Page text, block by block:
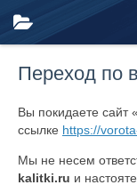
Переход по
Вы покидаете сайт «
ссылке https://
Мы не несем
kalitki.ru и